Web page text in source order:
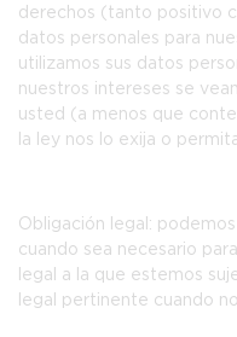
derechos (tanto positivo
datos personales para
utilizamos sus datos
nuestros intereses se
usted (a menos que
la ley nos lo exija o
Obligación legal:
cuando sea necesario
legal a la que estemos
legal pertinente cuando